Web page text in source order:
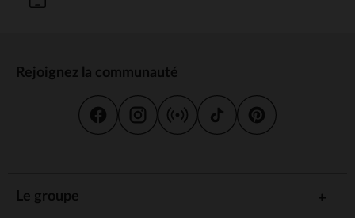
Rejoignez la communauté
Le groupe